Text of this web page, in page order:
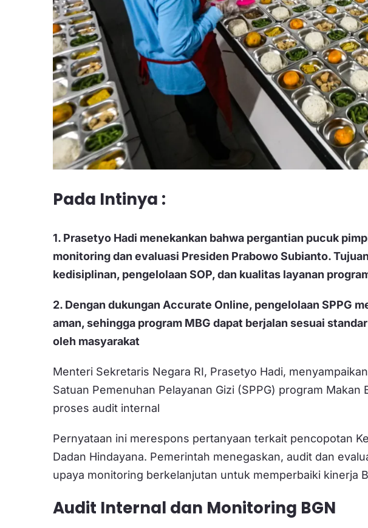
Pada Intinya :
1. Prasetyo Hadi menekankan bahwa pergantian pucuk
monitoring dan evaluasi Presiden Prabowo Subianto.
kedisiplinan, pengelolaan SOP, dan kualitas layanan
2. Dengan dukungan Accurate Online, pengelolaan SPPG
aman, sehingga program MBG dapat berjalan sesuai
oleh masyarakat
Menteri Sekretaris Negara RI, Prasetyo Hadi,
Satuan Pemenuhan Pelayanan Gizi (SPPG) program Makan
proses audit internal
Pernyataan ini merespons pertanyaan terkait pencopotan
Dadan Hindayana. Pemerintah menegaskan, audit dan
upaya monitoring berkelanjutan untuk memperbaiki kinerja
Audit Internal dan Monitoring BGN